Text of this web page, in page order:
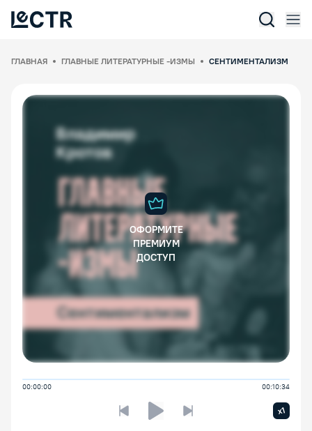
ГЛАВНАЯ ГЛАВНЫЕ ЛИТЕРАТУРНЫЕ -ИЗМЫ СЕНТИМЕНТАЛИЗМ
ОФОРМИТЕ
ПРЕМИУМ
ДОСТУП
00:00:00 00:10:34
Предыдущая лекцияСледующая лекция
x1